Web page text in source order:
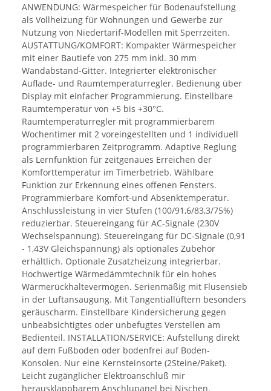
ANWENDUNG: Wärmespeicher für Bodenaufstellung
als Vollheizung für Wohnungen und Gewerbe zur
Nutzung von Niedertarif-Modellen mit Sperrzeiten.
AUSTATTUNG/KOMFORT: Kompakter Wärmespeicher
mit einer Bautiefe von 275 mm inkl. 30 mm
Wandabstand-Gitter. Integrierter elektronischer
Auflade- und Raumtemperaturregler. Bedienung über
Display mit einfacher Programmierung. Einstellbare
Raumtemperatur von +5 bis +30°C.
Raumtemperaturregler mit programmierbarem
Wochentimer mit 2 voreingestellten und 1 individuell
programmierbaren Zeitprogramm. Adaptive Reglung
als Lernfunktion für zeitgenaues Erreichen der
Komforttemperatur im Timerbetrieb. Wählbare
Funktion zur Erkennung eines offenen Fensters.
Programmierbare Komfort-und Absenktemperatur.
Anschlussleistung in vier Stufen (100/91,6/83,3/75%)
reduzierbar. Steuereingang für AC-Signale (230V
Wechselspannung). Steuereingang für DC-Signale (0,91
- 1,43V Gleichspannung) als optionales Zubehör
erhältlich. Optionale Zusatzheizung integrierbar.
Hochwertige Wärmedämmtechnik für ein hohes
Wärmerückhaltevermögen. Serienmäßig mit Flusensieb
in der Luftansaugung. Mit Tangentiallüftern besonders
geräuscharm. Einstellbare Kindersicherung gegen
unbeabsichtigtes oder unbefugtes Verstellen am
Bedienteil. INSTALLATION/SERVICE: Aufstellung direkt
auf dem Fußboden oder bodenfrei auf Boden-
Konsolen. Nur eine Kernsteinsorte (2Steine/Paket).
Leicht zugänglicher Elektroanschluß mir
herausklappbarem Anschlupanel bei Nischen.